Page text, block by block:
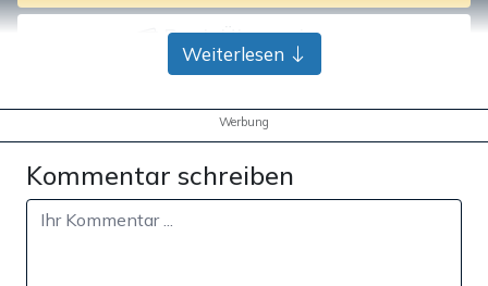
Bank-Überweisung
Weiterlesen
Werbung
Kommentar schreiben